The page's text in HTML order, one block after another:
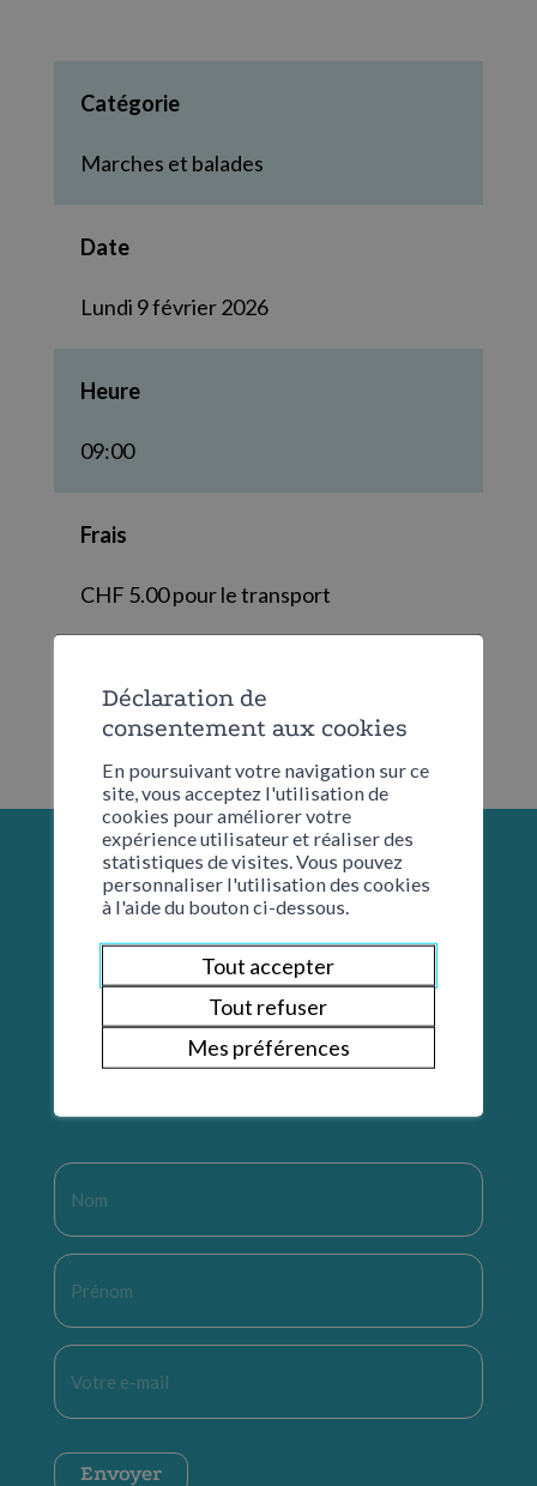
Catégorie
Marches et balades
Date
Lundi 9 février 2026
Heure
09:00
Frais
CHF 5.00 pour le transport
Restons en contact
Nom
Prénom
E-
mail
CAPTCHA
Envoyer
Déclaration de
consentement aux cookies
En poursuivant votre navigation sur ce
site, vous acceptez l'utilisation de
cookies pour améliorer votre
expérience utilisateur et réaliser des
statistiques de visites. Vous pouvez
personnaliser l'utilisation des cookies
à l'aide du bouton ci-dessous.
Tout accepter
Tout refuser
Mes préférences